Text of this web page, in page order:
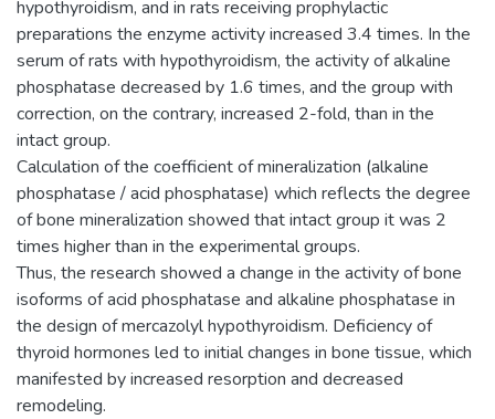
hypothyroidism, and in rats receiving prophylactic
preparations the enzyme activity increased 3.4 times. In the
serum of rats with hypothyroidism, the activity of alkaline
phosphatase decreased by 1.6 times, and the group with
correction, on the contrary, increased 2-fold, than in the
intact group.
Calculation of the coefficient of mineralization (alkaline
phosphatase / acid phosphatase) which reflects the degree
of bone mineralization showed that intact group it was 2
times higher than in the experimental groups.
Thus, the research showed a change in the activity of bone
isoforms of acid phosphatase and alkaline phosphatase in
the design of mercazolyl hypothyroidism. Deficiency of
thyroid hormones led to initial changes in bone tissue, which
manifested by increased resorption and decreased
remodeling.